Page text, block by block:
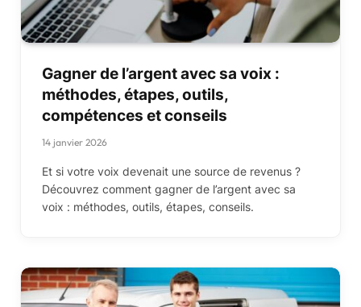
Gagner de l’argent avec sa voix :
méthodes, étapes, outils,
compétences et conseils
14 janvier 2026
Et si votre voix devenait une source de revenus ?
Découvrez comment gagner de l’argent avec sa
voix : méthodes, outils, étapes, conseils.